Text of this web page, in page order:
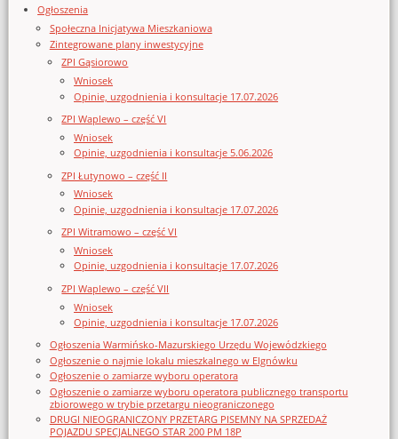
Ogłoszenia
Społeczna Inicjatywa Mieszkaniowa
Zintegrowane plany inwestycyjne
ZPI Gąsiorowo
Wniosek
Opinie, uzgodnienia i konsultacje 17.07.2026
ZPI Waplewo – część VI
Wniosek
Opinie, uzgodnienia i konsultacje 5.06.2026
ZPI Łutynowo – część II
Wniosek
Opinie, uzgodnienia i konsultacje 17.07.2026
ZPI Witramowo – część VI
Wniosek
Opinie, uzgodnienia i konsultacje 17.07.2026
ZPI Waplewo – część VII
Wniosek
Opinie, uzgodnienia i konsultacje 17.07.2026
Ogłoszenia Warmińsko-Mazurskiego Urzędu Wojewódzkiego
Ogłoszenie o najmie lokalu mieszkalnego w Elgnówku
Ogłoszenie o zamiarze wyboru operatora
Ogłoszenie o zamiarze wyboru operatora publicznego transportu
zbiorowego w trybie przetargu nieograniczonego
DRUGI NIEOGRANICZONY PRZETARG PISEMNY NA SPRZEDAŻ
POJAZDU SPECJALNEGO STAR 200 PM 18P